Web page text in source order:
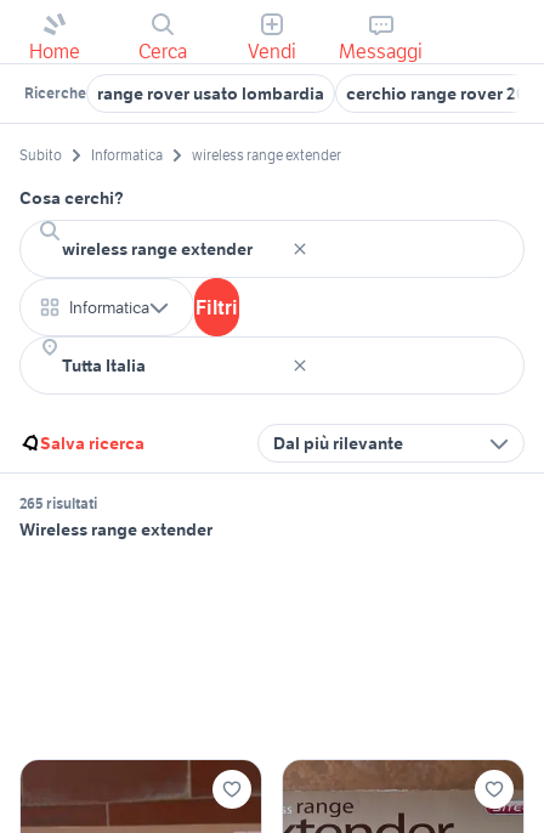
Home Cerca Vendi Messaggi
Ricerche range rover usato lombardia cerchio range rover 20
Subito Informatica wireless range extender
Cosa cerchi?
Informatica Filtri
Salva ricerca Dal più rilevante
265 risultati
Wireless range extender